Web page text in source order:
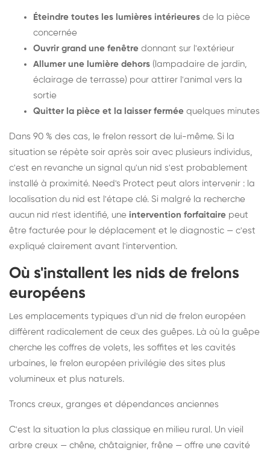
Éteindre toutes les lumières intérieures de la pièce
concernée
Ouvrir grand une fenêtre donnant sur l'extérieur
Allumer une lumière dehors (lampadaire de jardin,
éclairage de terrasse) pour attirer l'animal vers la
sortie
Quitter la pièce et la laisser fermée quelques minutes
Dans 90 % des cas, le frelon ressort de lui-même. Si la
situation se répète soir après soir avec plusieurs individus,
c'est en revanche un signal qu'un nid s'est probablement
installé à proximité. Need's Protect peut alors intervenir : la
localisation du nid est l'étape clé. Si malgré la recherche
aucun nid n'est identifié, une intervention forfaitaire peut
être facturée pour le déplacement et le diagnostic — c'est
expliqué clairement avant l'intervention.
Où s'installent les nids de frelons
européens
Les emplacements typiques d'un nid de frelon européen
diffèrent radicalement de ceux des guêpes. Là où la guêpe
cherche les coffres de volets, les soffites et les cavités
urbaines, le frelon européen privilégie des sites plus
volumineux et plus naturels.
Troncs creux, granges et dépendances anciennes
C'est la situation la plus classique en milieu rural. Un vieil
arbre creux — chêne, châtaignier, frêne — offre une cavité